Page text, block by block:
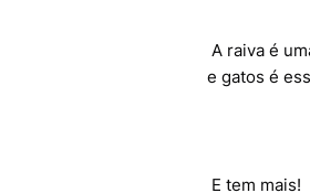
A raiva é
e gatos é
E tem mais!